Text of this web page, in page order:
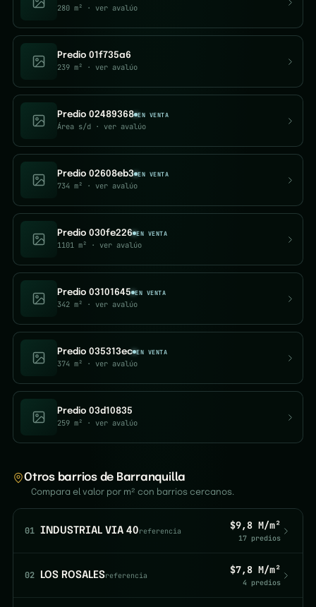
280 m² · ver avalúo
Predio 01f735a6
239 m² · ver avalúo
Predio 02489368 EN VENTA
Área s/d · ver avalúo
Predio 02608eb3 EN VENTA
734 m² · ver avalúo
Predio 030fe226 EN VENTA
1101 m² · ver avalúo
Predio 03101645 EN VENTA
342 m² · ver avalúo
Predio 035313ec EN VENTA
374 m² · ver avalúo
Predio 03d10835
259 m² · ver avalúo
Otros barrios de Barranquilla
Compara el valor por m² con barrios cercanos.
01 INDUSTRIAL VIA 40referencia $9,8 M/m²
17 predios
02 LOS ROSALESreferencia $7,8 M/m²
4 predios